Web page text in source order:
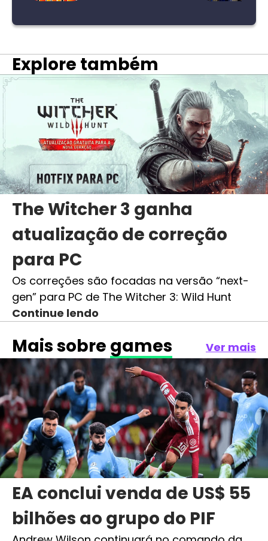
Explore também
The Witcher 3 ganha
atualização de correção
para PC
Os correções são focadas na versão “next-
gen” para PC de The Witcher 3: Wild Hunt
Continue lendo
Mais sobre games Ver mais
EA conclui venda de US$ 55
bilhões ao grupo do PIF